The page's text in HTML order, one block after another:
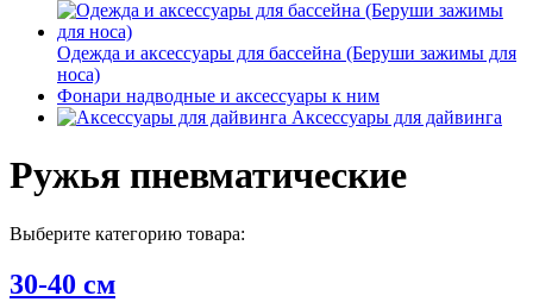
Одежда и аксессуары для бассейна (Беруши зажимы для
носа)
Фонари надводные и аксессуары к ним
Аксессуары для дайвинга
Ружья пневматические
Выберите категорию товара:
30-40 см